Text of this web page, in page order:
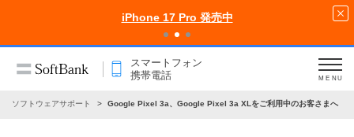
iPhone 17 Pro 発売中
スマートフォン
携帯電話
MENU
ソフトウェアサポート Google Pixel 3a、Google Pixel 3a XLをご利用中のお客さまへ